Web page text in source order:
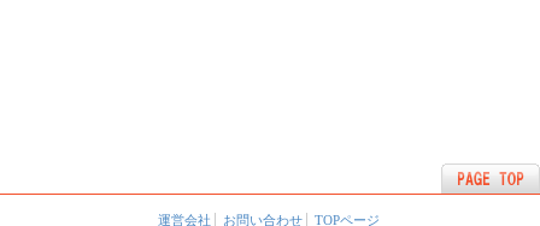
運営会社 お問い合わせ TOPページ